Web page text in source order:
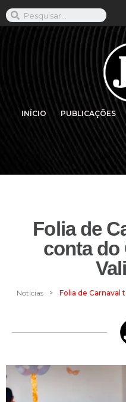
INÍCIO PUBLICAÇÕES
Folia de
conta do
Notícias > Folia de Carnaval